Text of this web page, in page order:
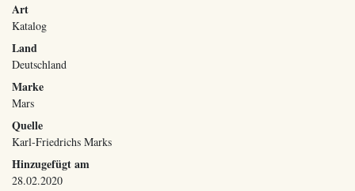
Art
Katalog
Land
Deutschland
Marke
Mars
Quelle
Karl-Friedrichs Marks
Hinzugefügt am
28.02.2020